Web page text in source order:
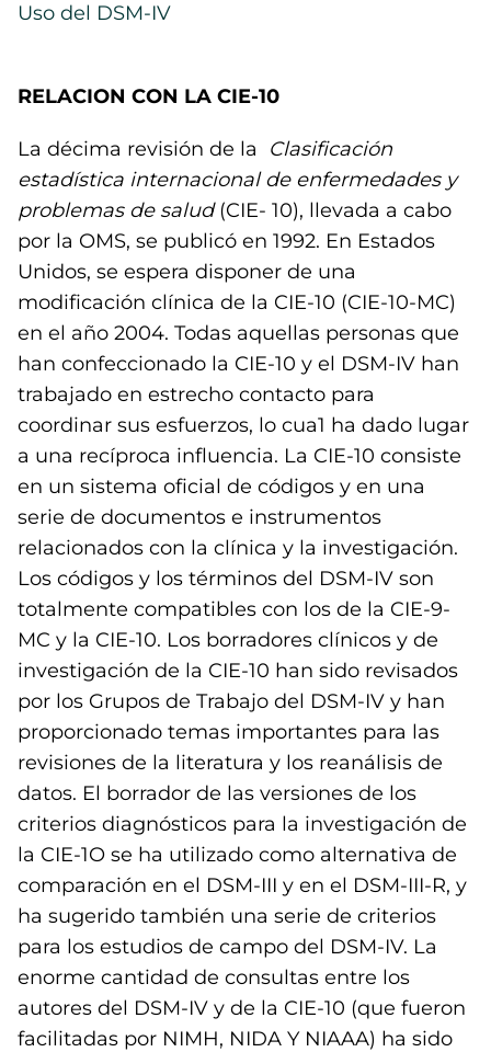
Uso del DSM-IV
RELACION CON LA CIE-10
La décima revisión de la Clasificación
estadística internacional de enfermedades y
problemas de salud(CIE- 10), llevada a cabo
por la OMS, se publicó en 1992. En Estados
Unidos, se espera disponer de una
modificación clínica de la CIE-10 (CIE-10-MC)
en el año 2004. Todas aquellas personas que
han confeccionado la CIE-10 y el DSM-IV han
trabajado en estrecho contacto para
coordinar sus esfuerzos, lo cua1 ha dado lugar
a una recíproca influencia. La CIE-10 consiste
en un sistema oficial de códigos y en una
serie de documentos e instrumentos
relacionados con la clínica y la investigación.
Los códigos y los términos del DSM-IV son
totalmente compatibles con los de la CIE-9-
MC y la CIE-10. Los borradores clínicos y de
investigación de la CIE-10 han sido revisados
por los Grupos de Trabajo del DSM-IV y han
proporcionado temas importantes para las
revisiones de la literatura y los reanálisis de
datos. El borrador de las versiones de los
criterios diagnósticos para la investigación de
la CIE-1O se ha utilizado como alternativa de
comparación en el DSM-III y en el DSM-III-R, y
ha sugerido también una serie de criterios
para los estudios de campo del DSM-IV. La
enorme cantidad de consultas entre los
autores del DSM-IV y de la CIE-10 (que fueron
facilitadas por NIMH, NIDA Y NIAAA) ha sido